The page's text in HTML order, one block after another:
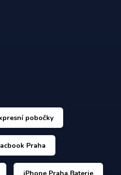
pobočky
Praha
iPhone Praha Baterie